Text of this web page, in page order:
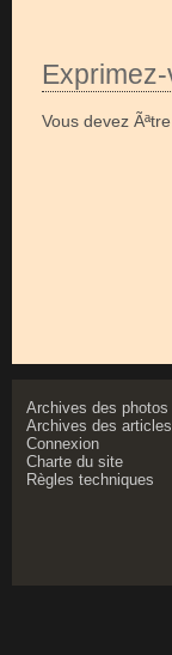
Vous devez Ãªtre
Archives des photos
Archives des articles
Connexion
Charte du site
Règles techniques